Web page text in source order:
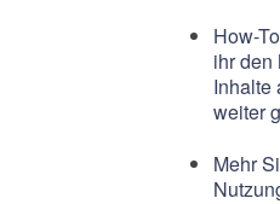
How-
ihr den
Inhalte
weiter
Mehr